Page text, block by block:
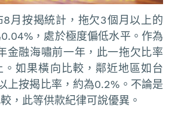
8月按揭統計，拖欠3個月以上的
，處於極度偏低水平。作為
金融海嘯前一年，此一拖欠比率
。如果橫向比較，鄰近地區如台
上按揭比率，約為0.2%。不論是
，此等供款紀律可說優異。